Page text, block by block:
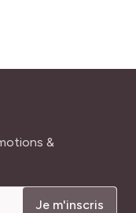
&
Je m'inscris